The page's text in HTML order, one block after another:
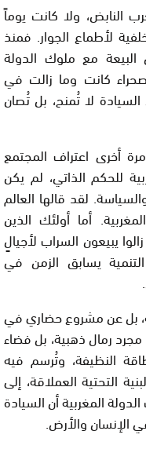
النابض، ولا كانت يوماً
لأطماع الجوار. فمنذ
البيعة مع ملوك الدولة
كانت وما زالت في
السيادة لا تُمنح، بل تُصان
أخرى اعتراف المجتمع
للحكم الذاتي، لم يكن
لقد قالها العالم
أما أولئك الذين
يبيعون السراب لأجيالٍ
يسابق الزمن في
بل عن مشروع حضاري في
رمال ذهبية، بل فضاء
النظيفة، وتُرسم فيه
التحتية العملاقة، إلى
المغربية أن السيادة
الإنسان والأرض.